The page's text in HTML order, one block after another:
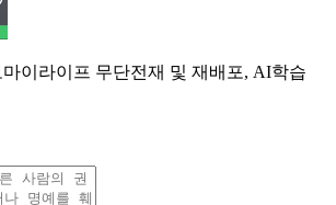
이라이프 무단전재 및 재배포, AI학습